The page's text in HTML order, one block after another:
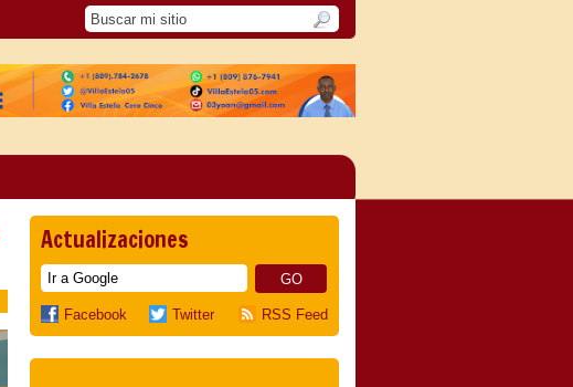
Actualizaciones
Facebook Twitter RSS Feed